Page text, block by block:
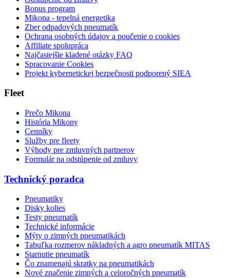
Bonus program
Mikona - tepelná energetika
Zber odpadových pneumatík
Ochrana osobných údajov a poučenie o cookies
Affiliate spolupráca
Najčastejšie kladené otázky FAQ
Spracovanie Cookies
Projekt kybernetickej bezpečnosti podporený SIEA
Fleet
Prečo Mikona
História Mikony
Cenníky
Služby pre fleety
Výhody pre zmluvných partnerov
Formulár na odstúpenie od zmluvy
Technický poradca
Pneumatiky
Disky kolies
Testy pneumatík
Technické informácie
Mýty o zimných pneumatikách
Tabuľka rozmerov nákladných a agro pneumatík MITAS
Starnutie pneumatík
Čo znamenajú skratky na pneumatikách
Nové značenie zimných a celoročných pneumatík